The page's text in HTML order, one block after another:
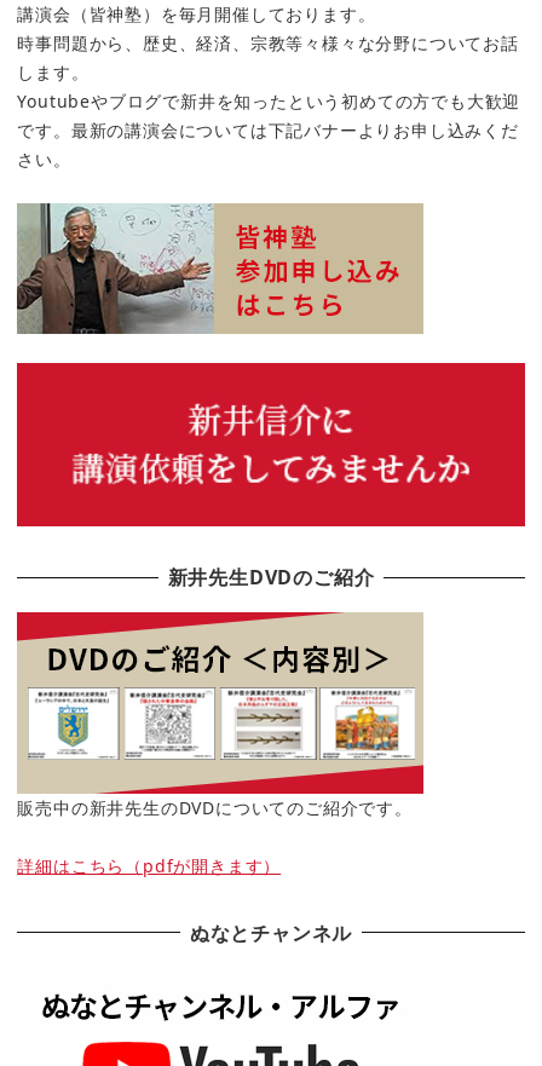
講演会（皆神塾）を毎月開催しております。
時事問題から、歴史、経済、宗教等々様々な分野についてお話
します。
Youtubeやブログで新井を知ったという初めての方でも大歓迎
です。最新の講演会については下記バナーよりお申し込みくだ
さい。
新井先生DVDのご紹介
販売中の新井先生のDVDについてのご紹介です。
詳細はこちら（pdfが開きます）
ぬなとチャンネル